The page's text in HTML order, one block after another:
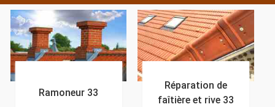
Ramoneur 33
Réparation de
faîtière et rive 33